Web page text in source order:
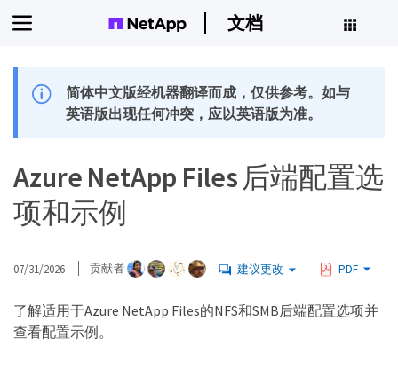
文档
简体中文版经机器翻译而成，仅供参考。如与
英语版出现任何冲突，应以英语版为准。
Azure NetApp Files 后端配置选
项和示例
07/31/2026 贡献者 建议更改 PDF
了解适用于Azure NetApp Files的NFS和SMB后端配置选项并
查看配置示例。